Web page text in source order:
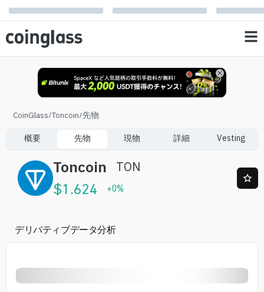
CoinGlass/Toncoin/先物
概要 先物 現物 詳細 Vesting
Toncoin TON
$1.624 +0%
デリバティブデータ分析